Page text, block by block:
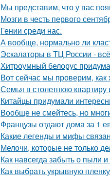
Мы представим, что у вас
Мозги в честь первого
Гении среди нас.
А вообще, нормально ли
Эскалаторы в ТЦ России -
Хитроумный белорус
Вот сейчас мы проверим,
Семья в столетнюю
Китайцы придумали
Вообще не смейтесь, но
Французы отдают дома за 1
Какие легенды и мифы
Мелочи, которые не только
Как навсегда забыть о пыли
Как выбрать укрывную